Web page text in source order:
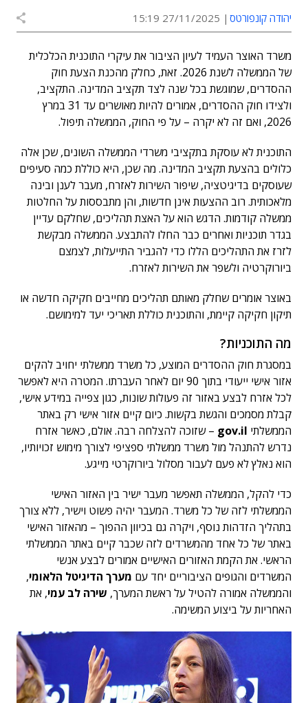
יהודה קונפורטס 27/11/2025 15:19
משרד האוצר העמיד לעיון הציבור את עיקרי התוכנית הכלכלית
של הממשלה לשנת 2026. זאת, כחלק מהכנת הצעת חוק
ההסדרים, שמוגשת בכל שנה לצד תקציב המדינה. התקציב,
ולצידו חוק ההסדרים, אמורים להיות מאושרים עד 31 במרץ
2026, ואם זה לא יקרה – על פי החוק, הממשלה תיפול.
התוכנית לא עוסקת בתקציבי משרדי הממשלה השונים, שכן אלה
כלולים בהצעת תקציב המדינה. מה שכן, היא כוללת כמה סעיפים
שעוסקים בדיגיטציה, שיפור השירות לאזרח, מעבר לענן ובינה
מלאכותית. רוב ההצעות אינן חדשות, והן מתבססות על החלטות
ממשלה קודמות. הדגש הוא על האצת תהליכים, שחלקם עדיין
בגדר תוכניות ואחרים כבר החלו להתבצע. הממשלה מבקשת
לזרז את התהליכים הללו כדי להגביר התייעלות, לצמצם
ביורוקרטיה ולשפר את השירות לאזרח.
באוצר אומרים שחלק מאותם תהליכים מחייבים חקיקה חדשה או
תיקון חקיקה קיימת, והתוכנית כוללת תאריכי יעד למימושם.
מה התוכניות?
במסגרת חוק ההסדרים המוצע, כל משרד ממשלתי יחויב להקים
אזור אישי ייעודי בתוך 90 יום לאחר העברתו. המטרה היא לאפשר
לכל אזרח לבצע באזור זה פעולות שונות, כגון צפייה במידע אישי,
קבלת מסמכים והגשת בקשות. כיום קיים אזור אישי רק באתר
הממשלתי gov.il – שזוכה להצלחה רבה. אולם, כאשר אזרח
נדרש להתנהל מול משרד ממשלתי ספציפי לצורך מימוש זכויותיו,
הוא נאלץ לא פעם לעבור מסלול ביורוקרטי מייגע.
כדי להקל, הממשלה תאפשר מעבר ישיר בין האזור האישי
הממשלתי לזה של כל משרד. המעבר יהיה פשוט וישיר, ללא צורך
בתהליך הזדהות נוסף, ויקרה גם בכיוון ההפוך – מהאזור האישי
באתר של כל אחד מהמשרדים לזה שכבר קיים באתר הממשלתי
הראשי. את הקמת האזורים האישיים אמורים לבצע אנשי
המשרדים והגופים הציבוריים יחד עם מערך הדיגיטל הלאומי,
והממשלה אמורה להטיל על ראשת המערך, שירה לב עמי, את
האחריות על ביצוע המשימה.